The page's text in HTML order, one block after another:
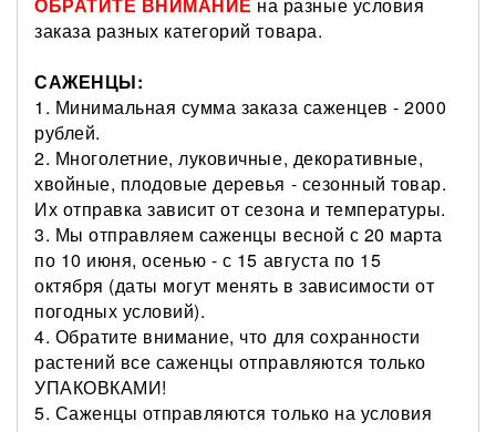
заказа разных категорий товара.
САЖЕНЦЫ:
1. Минимальная сумма заказа саженцев - 2000
рублей.
2. Многолетние, луковичные, декоративные,
хвойные, плодовые деревья - сезонный товар.
Их отправка зависит от сезона и температуры.
3. Мы отправляем саженцы весной с 20 марта
по 10 июня, осенью - с 15 августа по 15
октября (даты могут менять в зависимости от
погодных условий).
4. Обратите внимание, что для сохранности
растений все саженцы отправляются только
УПАКОВКАМИ!
5. Саженцы отправляются только на условия